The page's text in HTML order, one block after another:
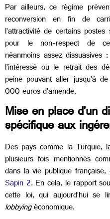
Par ailleurs, ce régime
reconversion en fin de
l’attractivité de certains postes
pour le non-respect de
néanmoins assez
l’intéressé ou le retrait des
peine pouvant aller jusqu’à
000 euros d’amende.
Mise en place d’un
spécifique aux
Des pays comme la Turquie,
plusieurs fois mentionnés
dans la vie publique
Sapin 2. En cela, le rapport
cette loi, qui aujourd’hui se
lobbyingéconomique.